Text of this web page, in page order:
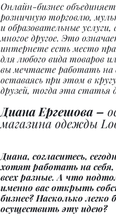
Онлайн-бизнес объединяет
розничную торговлю,
и образовательные
многое другое. Это
интернете есть место
для любого вида товаров
вы мечтаете работать на
оставаясь при этом в
друзей, тогда эта статья
Диана Ергешова –
магазина одежды
Диана, согласитесь,
хотят работать на
всех разные. А что
именно вас открыть
бизнес? Насколько легко
осуществить эту идею?